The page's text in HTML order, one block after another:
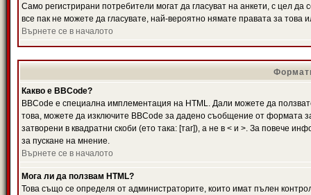
Само регистрирани потребители могат да гласуват на анкети, с цел
все пак не можете да гласувате, най-вероятно нямате правата за това
Върнете се в началото
Какво е BBCode?
BBCode е специална имплементация на HTML. Дали можете да
това, можете да изключите BBCode за дадено съобщение от формата
затворени в квадратни скоби (ето така: [таг]), а не в < и >. За повече
за пускане на мнение.
Върнете се в началото
Мога ли да ползвам HTML?
Това също се определя от администраторите, които имат пълен